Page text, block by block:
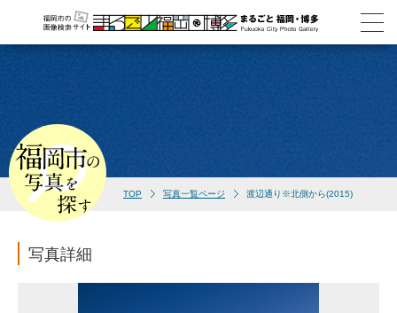
TOP 写真一覧ページ 渡辺通り※北側から(2015)
写真詳細